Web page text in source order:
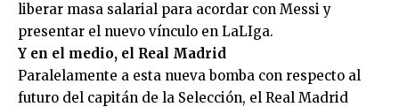
liberar masa salarial para acordar con Messi y
presentar el nuevo vínculo en LaLIga.
Y en el medio, el Real Madrid
Paralelamente a esta nueva bomba con respecto al
futuro del capitán de la Selección, el Real Madrid